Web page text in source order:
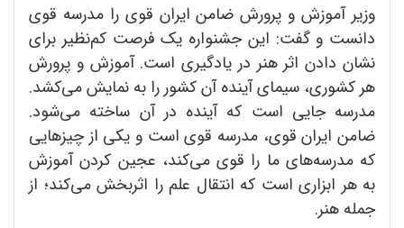
وزیر آموزش و پرورش ضامن ایران قوی را مدرسه قوی
دانست و گفت: این جشنواره یک فرصت کم‌نظیر برای
نشان دادن اثر هنر در یادگیری است. آموزش و پرورش
هر کشوری، سیمای آینده آن کشور را به نمایش می‌کشد.
مدرسه جایی است که آینده در آن ساخته می‌شود.
ضامن ایران قوی، مدرسه قوی است و یکی از چیزهایی
که مدرسه‌های ما را قوی می‌کند، عجین کردن آموزش
به هر ابزاری است که انتقال علم را اثربخش می‌کند؛ از
جمله هنر.